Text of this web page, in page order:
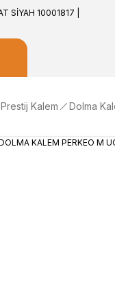
Prestij Kalem Dolma